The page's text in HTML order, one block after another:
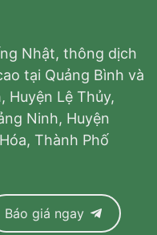
Nhật, thông dịch
tại Quảng Bình và
Huyện Lệ Thủy,
Ninh, Huyện
Thành Phố
Báo giá ngay